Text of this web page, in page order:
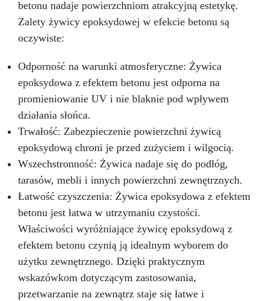
betonu nadaje powierzchniom atrakcyjną estetykę.
Zalety żywicy epoksydowej w efekcie betonu są
oczywiste:
Odporność na warunki atmosferyczne: Żywica
epoksydowa z efektem betonu jest odporna na
promieniowanie UV i nie blaknie pod wpływem
działania słońca.
Trwałość: Zabezpieczenie powierzchni żywicą
epoksydową chroni je przed zużyciem i wilgocią.
Wszechstronność: Żywica nadaje się do podłóg,
tarasów, mebli i innych powierzchni zewnętrznych.
Łatwość czyszczenia: Żywica epoksydowa z efektem
betonu jest łatwa w utrzymaniu czystości.
Właściwości wyróżniające żywicę epoksydową z
efektem betonu czynią ją idealnym wyborem do
użytku zewnętrznego. Dzięki praktycznym
wskazówkom dotyczącym zastosowania,
przetwarzanie na zewnątrz staje się łatwe i